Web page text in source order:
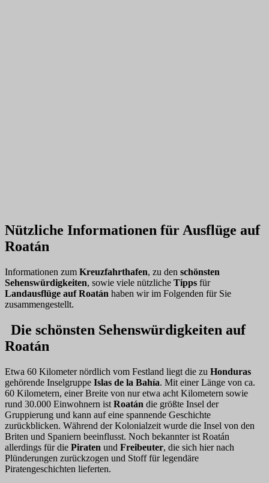
Nützliche Informationen für Ausflüge auf
Roatán
Informationen zum Kreuzfahrthafen, zu den schönsten
Sehenswürdigkeiten, sowie viele nützliche Tipps für
Landausflüge auf Roatán haben wir im Folgenden für Sie
zusammengestellt.
Die schönsten Sehenswürdigkeiten auf
Roatán
Etwa 60 Kilometer nördlich vom Festland liegt die zu Honduras
gehörende Inselgruppe Islas de la Bahía. Mit einer Länge von ca.
60 Kilometern, einer Breite von nur etwa acht Kilometern sowie
rund 30.000 Einwohnern ist Roatán die größte Insel der
Gruppierung und kann auf eine spannende Geschichte
zurückblicken. Während der Kolonialzeit wurde die Insel von den
Briten und Spaniern beeinflusst. Noch bekannter ist Roatán
allerdings für die Piraten und Freibeuter, die sich hier nach
Plünderungen zurückzogen und Stoff für legendäre
Piratengeschichten lieferten.